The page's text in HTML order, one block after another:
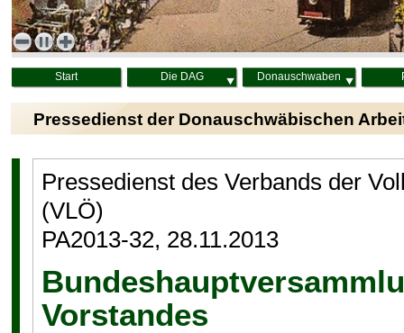
Haus der Heimat, Wien
Start Die DAG Donauschwaben
Pressedienst der Donauschwäbischen
Pressedienst des Verbands der
(VLÖ)
PA2013-32, 28.11.2013
Vorstandes